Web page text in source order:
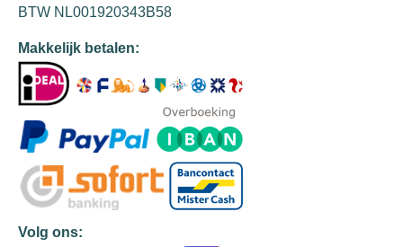
BTW NL001920343B58
Makkelijk betalen:
Volg ons: